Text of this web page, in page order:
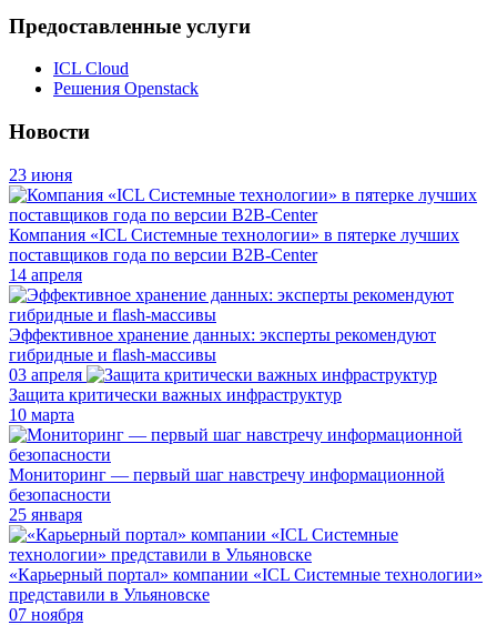
Предоставленные услуги
ICL Cloud
Решения Openstack
Новости
23 июня
Компания «ICL Системные технологии» в пятерке лучших
поставщиков года по версии B2B-Center
14 апреля
Эффективное хранение данных: эксперты рекомендуют
гибридные и flash-массивы
03 апреля
Защита критически важных инфраструктур
10 марта
Мониторинг — первый шаг навстречу информационной
безопасности
25 января
«Карьерный портал» компании «ICL Системные технологии»
представили в Ульяновске
07 ноября